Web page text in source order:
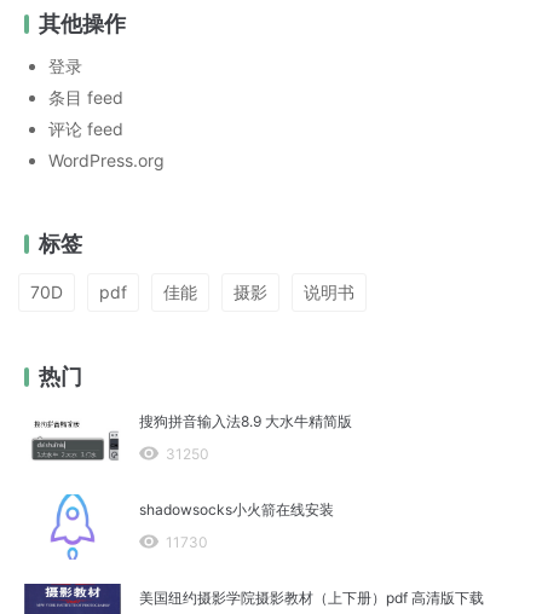
其他操作
登录
条目 feed
评论 feed
WordPress.org
标签
70D pdf 佳能 摄影 说明书
热门
搜狗拼音输入法8.9 大水牛精简版
31250
shadowsocks小火箭在线安装
11730
美国纽约摄影学院摄影教材（上下册）pdf 高清版下载